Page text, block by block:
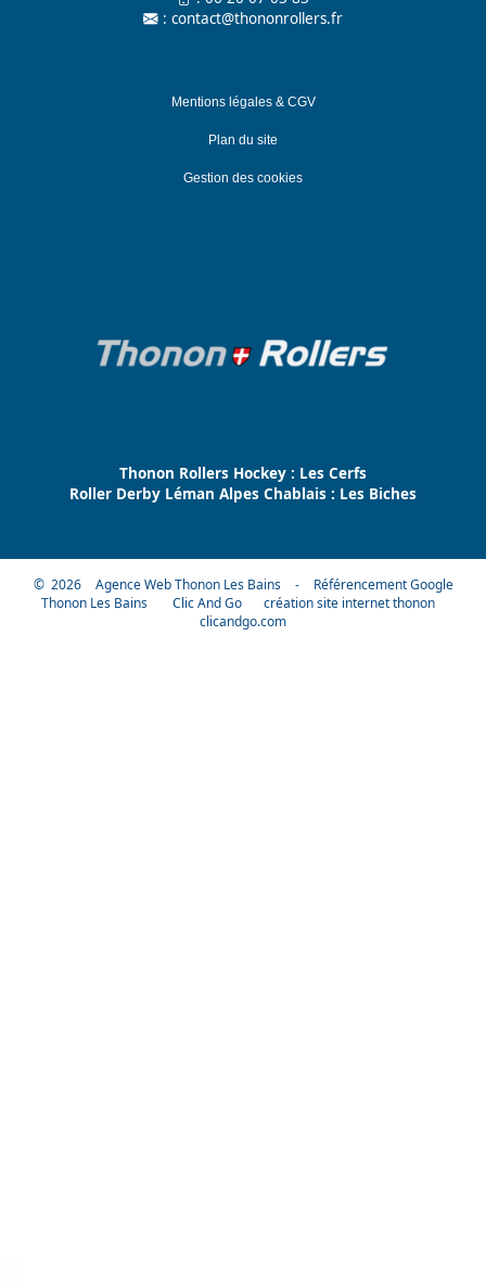
: contact@thononrollers.fr
Mentions légales & CGV
Plan du site
Gestion des cookies
Thonon Rollers Hockey : Les Cerfs
Roller Derby Léman Alpes Chablais : Les Biches
© 2026 Agence Web Thonon Les Bains -
Référencement Google
Thonon Les Bains
Clic And Go
création site internet thonon
clicandgo.com